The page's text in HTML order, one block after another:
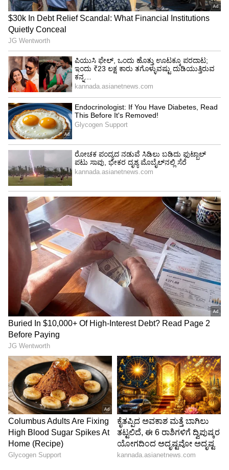
9ನೇ ಸ್ಥಾನದಿಂದ ನಾಲ್ಕನೇ ಸ್ಥಾನಕ್ಕೇರಿದ ಭಾರತ!
2020 ರಲ್ಲಿ ಭಾರತವು ಸ್ಪ್ಯಾಮ್ ಪಟ್ಟಿಯಲ್ಲಿ ಒಂಬತ್ತನೇ
ಸ್ಥಾನದಲ್ಲಿತ್ತು ಆದರೆ ಈಗ ಬ್ರೆಜಿಲ್, ಪೆರು ಮತ್ತು ಉಕ್ರೇನ್
ನಂತರ ನಾಲ್ಕನೇ ಸ್ಥಾನದಲ್ಲಿದೆ. ಪ್ರತಿ ಬಳಕೆದಾರರಿಗೆ ತಿಂಗಳಿಗೆ
ಸರಾಸರಿ 32.9 ಸ್ಪ್ಯಾಮ್ ಕರೆಗಳೊಂದಿಗೆ ಬ್ರೆಜಿಲ್
ಅಗ್ರಸ್ಥಾನದಲ್ಲಿದೆ, ಪೆರು ಪ್ರತಿ ಬಳಕೆದಾರರಿಗೆ ತಿಂಗಳಿಗೆ 18.02
ಕರೆಗಳೊಂದಿಗೆ ಎರಡನೇ ಸ್ಥಾನದಲ್ಲಿದೆ. ಭಾರತದ
ಬಳಕೆದಾರರು ತಿಂಗಳಿಗೆ ಸರಾಸರಿ 15 ಸ್ಪ್ಯಾಮ್‌ ಕರೆ
ಸ್ವೀಕರಿಸಿದ್ದಾರೆ ಎಂದು ವರದಿ ಹೇಳಿದೆ ಟ್ರೂ ಕಾಲರ್‌ ವರದಿ
ಪ್ರಕಾರ ಸ್ಪ್ಯಾಮ್‌ ಕರೆ ಸ್ವೀಕರಿಸಿದ ಟಾಪ್‌ 20 ದೇಶಗಳು.‌
ಸೇಲ್ಸ್ ಮತ್ತು ಟೆಲಿಮಾರ್ಕೆಟಿಂಗ್ ಕರೆಗಳ ಸಂಖ್ಯೆಯಲ್ಲಿನ
ಹೆಚ್ಚಳದಿಂದಾಗಿ ಈ ಪಟ್ಟಿಯಲ್ಲಿ ಭಾರತ ನಾಲ್ಕನೇ ಸ್ಥಾನಕ್ಕೇರಿದೆ
ಎಂದು ವರದಿ ಹೇಳಿದೆ. ಈ ವರ್ಷ, ಎಲ್ಲಾ ವರ್ಗಗಳ
ಮಾರಾಟ-ಸಂಬಂಧಿತ ಸ್ಪ್ಯಾಮ್ ಕರೆಗಳು ಒಟ್ಟು 93.5
ಪ್ರತಿಶತ ಪಾಲನ್ನು ಹೊಂದಿವೆ. ಹಣಕಾಸು ಸೇವೆಗಳು
(Financial Calls) ಸ್ಪ್ಯಾಮ್ ಕರೆಗಳಲ್ಲಿ ಶೇಕಡಾ 3.1
ರಷ್ಟಿದ್ದರೆ, ಉಪದ್ರವಕಾರಿ ಕರೆಗಳು (Nuisance calls) ಮತ್ತು
ಸ್ಕ್ಯಾಮ್ ಕರೆಗಳು ಕ್ರಮವಾಗಿ ಶೇಕಡಾ 2 ಮತ್ತು 1.4 ಶೇಕಡಾ
ಪಾಲನ್ನು ಹೊಂದಿವೆ.
“ಈ ವರ್ಷ ಭಾರತದಲ್ಲಿ ಕೇವಲ ಒಬ್ಬ ಸ್ಪ್ಯಾಮರ್‌ನಿಂದ 202
ಮಿಲಿಯನ್ ಸ್ಪ್ಯಾಮ್ ಕರೆಗಳನ್ನು ಮಾಡಲಾಗಿದೆ. ಅದು
ಪ್ರತಿದಿನ 6,64,000 ಕ್ಕೂ ಹೆಚ್ಚು ಕರೆಗಳು ಮತ್ತು ಪ್ರತಿದಿನ
27,000 ಪ್ರತಿ ಗಂಟೆಗೆ ಕರೆಗಳು ”ಎಂದು ವರದಿ ಹೇಳಿದೆ.
ಸ್ಪ್ಯಾಮ್‌ ಎಸ್‌ಎಮ್‌ಎಸ್ ಬಗ್ಗೆಯೂ ಟ್ರೂ ಕಾಲರ್